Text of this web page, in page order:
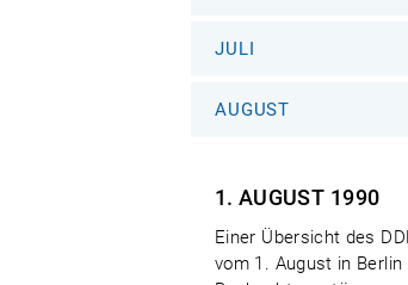
JULI
AUGUST
1. AUGUST 1990
Einer Übersicht des
vom 1. August in